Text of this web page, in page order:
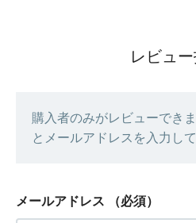
レビュ
購入者のみがレビューでき
とメールアドレスを入力し
メールアドレス （必須）